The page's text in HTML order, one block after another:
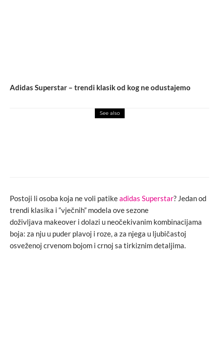
Adidas Superstar – trendi klasik od kog ne odustajemo
See also
Postoji li osoba koja ne voli patikeadidas Superstar? Jedan od
trendi klasika i “vječnih” modela ove sezone
doživljava makeover i dolazi u neočekivanim kombinacijama
boja: za nju u puder plavoj i roze, a za njega u ljubičastoj
osveženoj crvenom bojom i crnoj sa tirkiznim detaljima.